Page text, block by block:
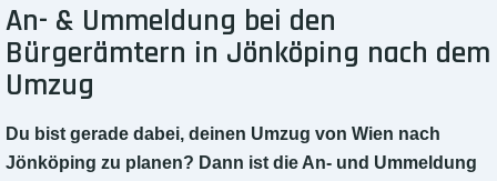
An- & Ummeldung bei den
Bürgerämtern in Jönköping nach dem
Umzug
Du bist gerade dabei, deinen Umzug von Wien nach
Jönköping zu planen? Dann ist die An- und Ummeldung